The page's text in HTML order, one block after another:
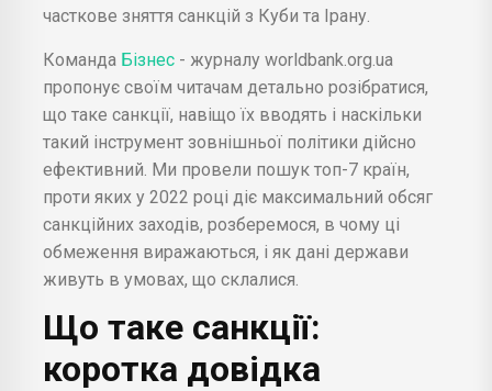
часткове зняття санкцій з Куби та Ірану.
Команда Бізнес - журналу worldbank.org.ua
пропонує своїм читачам детально розібратися,
що таке санкції, навіщо їх вводять і наскільки
такий інструмент зовнішньої політики дійсно
ефективний. Ми провели пошук топ-7 країн,
проти яких у 2022 році діє максимальний обсяг
санкційних заходів, розберемося, в чому ці
обмеження виражаються, і як дані держави
живуть в умовах, що склалися.
Що таке санкції:
коротка довідка